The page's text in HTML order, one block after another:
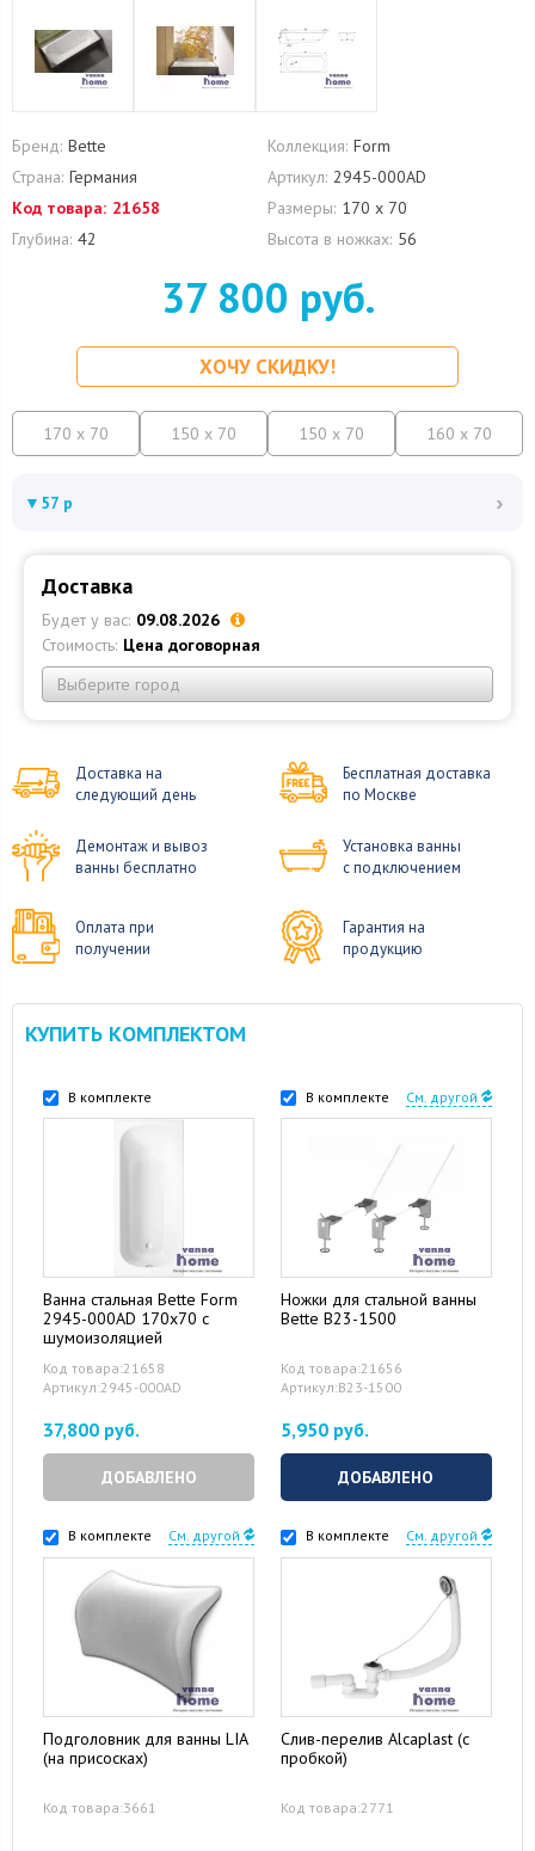
Бренд: Bette Коллекция: Form
Страна: Германия Артикул: 2945-000AD
Код товара: 21658 Размеры: 170 х 70
Глубина: 42 Высота в ножках: 56
37 800 руб.
ХОЧУ СКИДКУ!
170 x 70 150 x 70 150 x 70 160 x 70
▼ 57 р ›
Доставка
Будет у вас: 09.08.2026
Стоимость: Цена договорная
Выберите город
Доставка на
следующий день
Бесплатная доставка
по Москве
Демонтаж и вывоз
ванны бесплатно
Установка ванны
с подключением
Оплата при
получении
Гарантия на
продукцию
КУПИТЬ КОМПЛЕКТОМ
В комплекте
Ванна стальная Bette Form
2945-000AD 170x70 с
шумоизоляцией
Код товара:21658
Артикул:2945-000AD
37,800 руб.
ДОБАВЛЕНО
В комплекте См. другой
Ножки для стальной ванны
Bette B23-1500
Код товара:21656
Артикул:B23-1500
5,950 руб.
ДОБАВЛЕНО
В комплекте См. другой
Подголовник для ванны LIA
(на присосках)
Код товара:3661
В комплекте См. другой
Слив-перелив Alcaplast (с
пробкой)
Код товара:2771